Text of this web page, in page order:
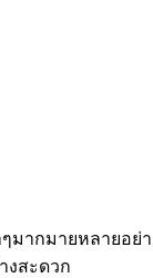
ๆมากมายหลายอ
งสะดวก